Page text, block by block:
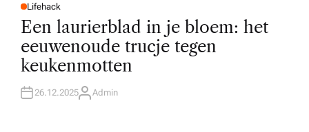
P
O
T
E
D
N
Lifehack
Een laurierblad in je bloem: het
eeuwenoude trucje tegen
keukenmotten
26.12.2025A
Admin